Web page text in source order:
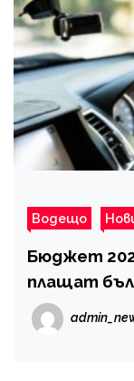
Водещо
Бюджет
плащат